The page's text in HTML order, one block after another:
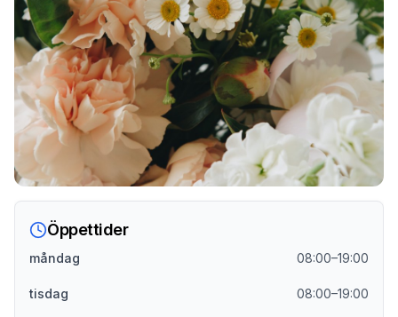
Öppettider
måndag 08:00–19:00
tisdag 08:00–19:00